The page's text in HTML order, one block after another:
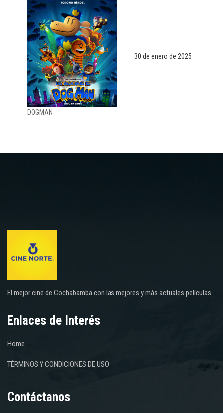
DOGMAN
30 de enero de 2025
El mejor cine de Cochabamba con las mejores y más actuales películas.
Enlaces de Interés
Home
TÉRMINOS Y CONDICIONES DE USO
Contáctanos